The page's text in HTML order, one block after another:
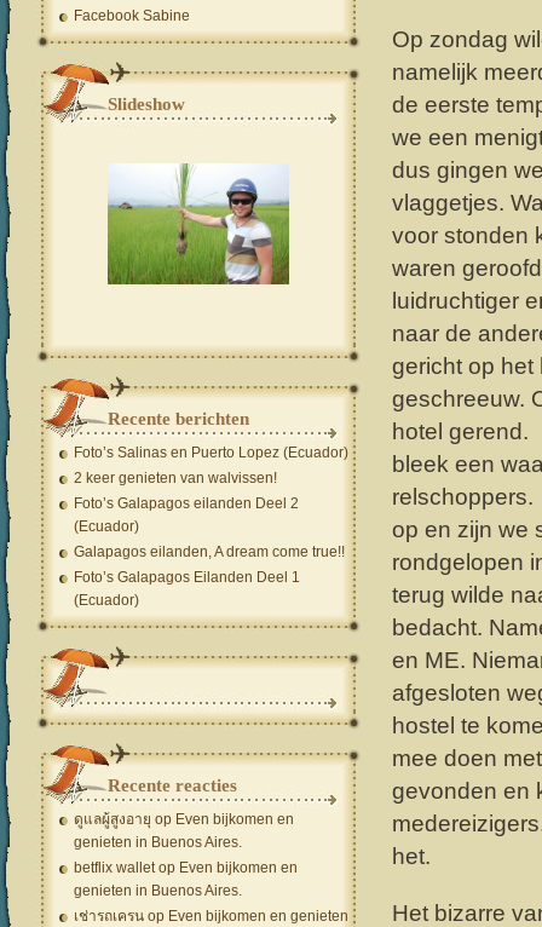
Op zondag
namelijk
de eerste
we een
dus gingen
vlaggetjes.
voor stonden
waren
luidruchtiger
naar de
gericht op het
geschreeuw.
hotel gerend.
bleek een
op en zijn we
rondgelopen
terug wilde
bedacht.
en ME.
afgesloten
hostel te
mee doen
gevonden en
het.
Het bizarre
Facebook Sabine
Slideshow
Recente berichten
Foto’s Salinas en Puerto Lopez (Ecuador)
2 keer genieten van walvissen!
Foto’s Galapagos eilanden Deel 2
(Ecuador)
Galapagos eilanden, A dream come true!!
Foto’s Galapagos Eilanden Deel 1
(Ecuador)
Recente reacties
ดูแลผู้สูงอายุ op Even bijkomen en
genieten in Buenos Aires.
betflix walletop Even bijkomen en
genieten in Buenos Aires.
เช่ารถเครน op Even bijkomen en genieten